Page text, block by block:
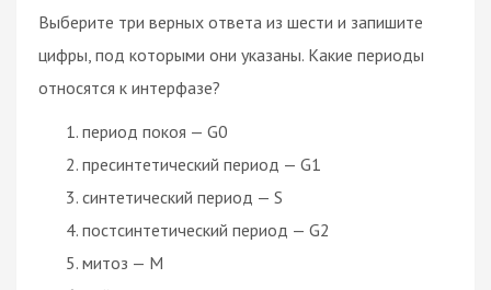
Выберите три верных ответа из шести и запишите
цифры, под которыми они указаны. Какие периоды
относятся к интерфазе?
период покоя — G0
пресинтетический период — G1
синтетический период — S
постсинтетический период — G2
митоз — М